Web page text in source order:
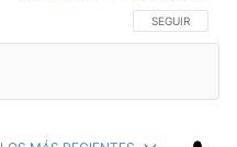
SIGA ESTA
SEGUIR